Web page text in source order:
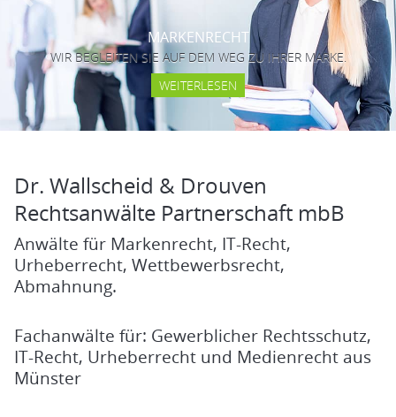
MARKENRECHT
WIR BEGLEITEN SIE AUF DEM WEG ZU IHRER MARKE.
WEITERLESEN
Previous Next
Dr. Wallscheid & Drouven
Rechtsanwälte Partnerschaft mbB
Anwälte für Markenrecht, IT-Recht,
Urheberrecht, Wettbewerbsrecht,
Abmahnung.
Fachanwälte für: Gewerblicher Rechtsschutz,
IT-Recht, Urheberrecht und Medienrecht aus
Münster